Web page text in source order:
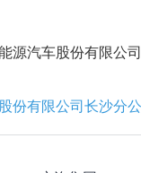
源汽车股份有限公司
份有限公司长沙分